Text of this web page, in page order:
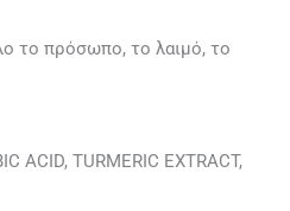
το πρόσωπο, το λαιμό, το
ACID, TURMERIC EXTRACT,